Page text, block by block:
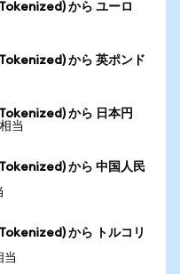
から ユーロ
から 英ポンド
から 日本円
当
から 中国人民
から トルコリ
当